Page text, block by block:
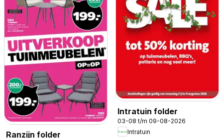
Ranzijn folder
Intratuin folder
03-08 t/m 09-08-2026
Intratuin